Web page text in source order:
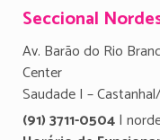
Seccional
Av. Barão do Rio
Center
Saudade I –
(91) 3711-0504|